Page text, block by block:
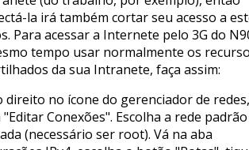
la irá também cortar seu acesso a
Para acessar a Internete pelo 3G do
tempo usar normalmente os
da sua Intranete, faça assim:
direito no ícone do gerenciador de redes,
"Editar Conexões". Escolha a rede
(necessário ser root). Vá na aba